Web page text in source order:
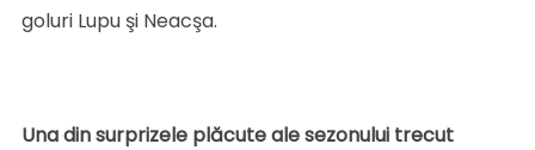
goluri Lupu şi Neacşa.
Una din surprizele plăcute ale sezonului trecut